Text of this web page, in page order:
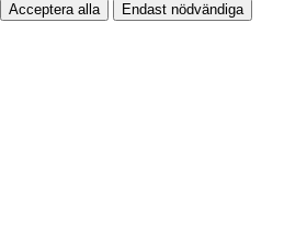
Acceptera alla Endast nödvändiga